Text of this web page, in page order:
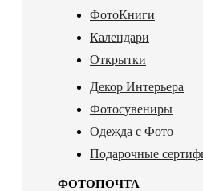
ФотоКниги
Календари
Открытки
Декор Интерьера
Фотосувениры
Одежда с Фото
Подарочные
ФОТОПОЧТА